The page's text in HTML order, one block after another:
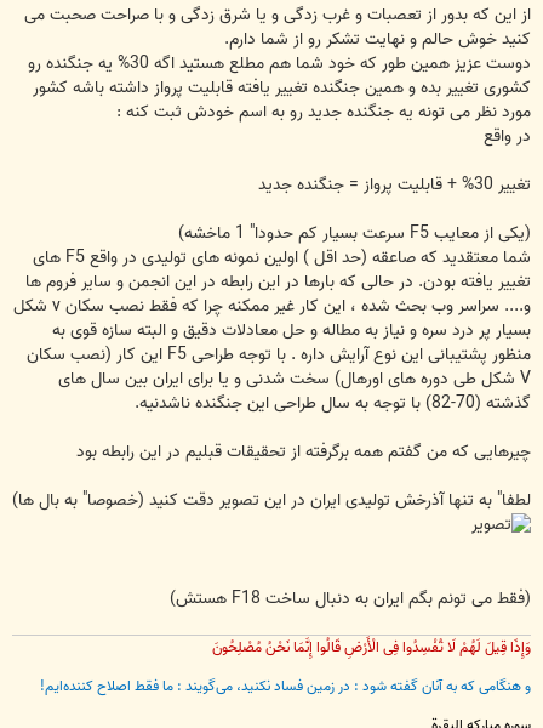
از این که بدور از تعصبات و غرب زدگی و یا شرق زدگی و با صراحت صحبت می
کنید خوش حالم و نهایت تشکر رو از شما دارم.
دوست عزیز همین طور که خود شما هم مطلع هستید اگه 30% یه جنگنده رو
کشوری تغییر بده و همین جنگنده تغییر یافته قابلیت پرواز داشته باشه کشور
مورد نظر می تونه یه جنگنده جدید رو به اسم خودش ثبت کنه :
در واقع
تغییر 30% + قابلیت پرواز = جنگنده جدید
(یکی از معایب F5 سرعت بسیار کم حدودا" 1 ماخشه)
شما معتقدید که صاعقه (حد اقل ) اولین نمونه های تولیدی در واقع F5 های
تغییر یافته بودن. در حالی که بارها در این رابطه در این انجمن و سایر فروم ها
و.... سراسر وب بحث شده ، این کار غیر ممکنه چرا که فقط نصب سکان v شکل
بسیار پر درد سره و نیاز به مطاله و حل معادلات دقیق و البته سازه قوی به
منظور پشتیبانی این نوع آرایش داره . با توجه طراحی F5 این کار (نصب سکان
V شکل طی دوره های اورهال) سخت شدنی و یا برای ایران بین سال های
گذشته (70-82) با توجه به سال طراحی این جنگنده ناشدنیه.
چیرهایی که من گفتم همه برگرفته از تحقیقات قبلیم در این رابطه بود
لطفا" به تنها آذرخش تولیدی ایران در این تصویر دقت کنید (خصوصا" به بال ها)
(فقط می تونم بگم ایران به دنبال ساخت F18 هستش)
وَإِذَا قِیلَ لَهُمْ لَا تُفْسِدُوا فِی الْأَرْضِ قَالُوا إِنَّمَا نَحْنُ مُصْلِحُونَ
و هنگامی که به آنان گفته شود : در زمین فساد نکنید، می‌گویند : ما فقط اصلاح‌ کننده‌ایم!